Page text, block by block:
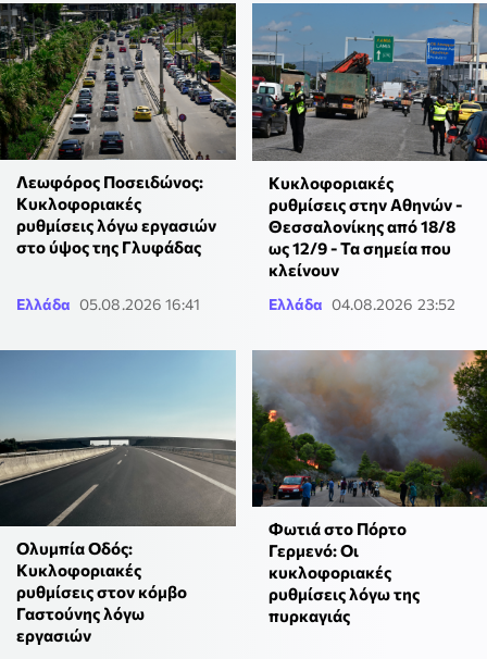
Λεωφόρος Ποσειδώνος:
Κυκλοφοριακές
ρυθμίσεις λόγω εργασιών
στο ύψος της Γλυφάδας
Ελλάδα 05.08.2026 16:41
Κυκλοφοριακές
ρυθμίσεις στην Αθηνών -
Θεσσαλονίκης από 18/8
ως 12/9 - Τα σημεία που
κλείνουν
Ελλάδα 04.08.2026 23:52
Ολυμπία Οδός:
Κυκλοφοριακές
ρυθμίσεις στον κόμβο
Γαστούνης λόγω
εργασιών
Φωτιά στο Πόρτο
Γερμενό: Οι
κυκλοφοριακές
ρυθμίσεις λόγω της
πυρκαγιάς